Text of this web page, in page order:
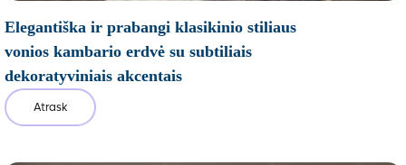
Elegantiška ir prabangi klasikinio stiliaus
vonios kambario erdvė su subtiliais
dekoratyviniais akcentais
Atrask